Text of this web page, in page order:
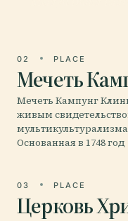
02 PLACE
Мечеть
Мечеть Кампунг
живым
Основанная в 1748 год
03 PLACE
Церковь